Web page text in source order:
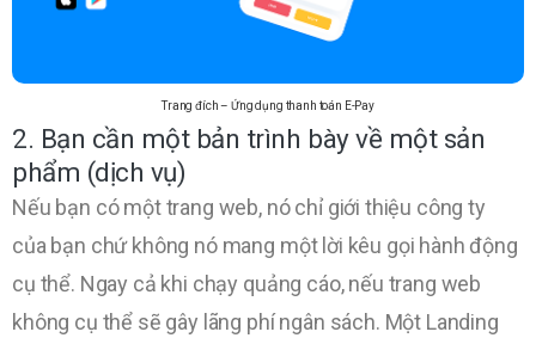
Trang đích – Ứng dụng thanh toán E-Pay
2. Bạn cần một bản trình bày về một sản
phẩm (dịch vụ)
Nếu bạn có một trang web, nó chỉ giới thiệu công ty
của bạn chứ không nó mang một lời kêu gọi hành động
cụ thể. Ngay cả khi chạy quảng cáo, nếu trang web
không cụ thể sẽ gây lãng phí ngân sách. Một Landing